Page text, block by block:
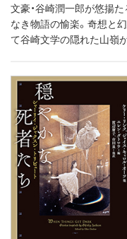
文豪・谷崎潤一郎が悠揚
なき物語の愉楽。奇想と
て谷崎文学の隠れた山嶺